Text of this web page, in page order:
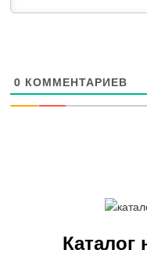
0 КОММЕНТАРИЕВ
Каталог